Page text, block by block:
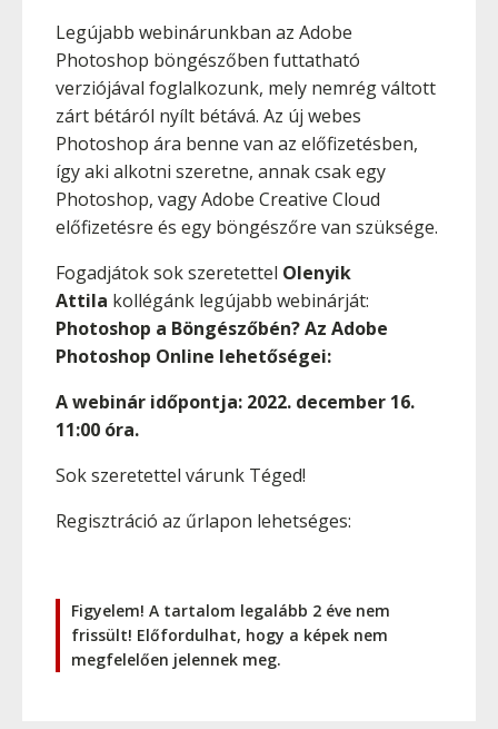
Legújabb webinárunkban az Adobe
Photoshop böngészőben futtatható
verziójával foglalkozunk, mely nemrég váltott
zárt bétáról nyílt bétává. Az új webes
Photoshop ára benne van az előfizetésben,
így aki alkotni szeretne, annak csak egy
Photoshop, vagy Adobe Creative Cloud
előfizetésre és egy böngészőre van szüksége.
Fogadjátok sok szeretettel Olenyik
Attila kollégánk legújabb webinárját:
Photoshop a Böngészőbén? Az Adobe
Photoshop Online lehetőségei:
A webinár időpontja: 2022. december 16.
11:00 óra.
Sok szeretettel várunk Téged!
Regisztráció az űrlapon lehetséges:
Figyelem! A tartalom legalább 2 éve nem
frissült! Előfordulhat, hogy a képek nem
megfelelően jelennek meg.